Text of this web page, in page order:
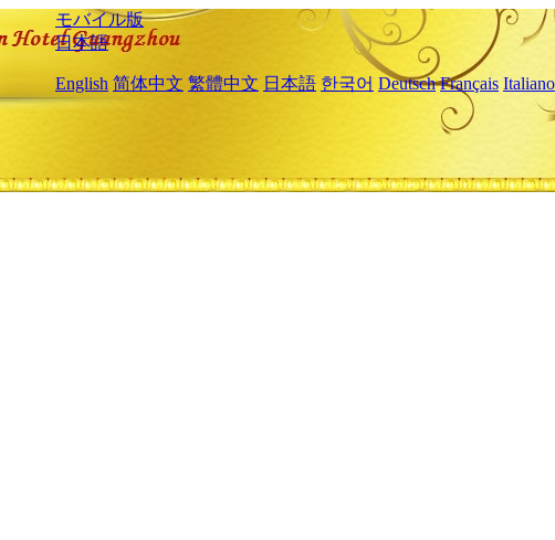
モバイル版
日本語
English 简体中文 繁體中文 日本語 한국어 Deutsch Français Italiano